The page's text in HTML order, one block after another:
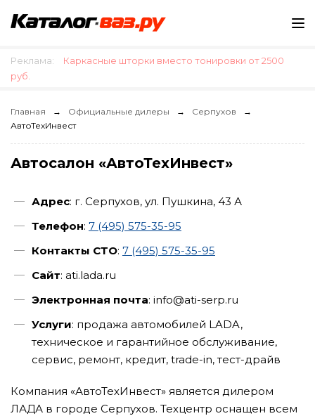
Реклама:
Каркасные шторки вместо тонировки от 2500
руб.
Главная Официальные дилеры
Серпухов
АвтоТехИнвест
Автосалон «АвтоТехИнвест»
Адрес: г. Серпухов, ул. Пушкина, 43 А
Телефон: 7 (495) 575-35-95
Контакты СТО: 7 (495) 575-35-95
Сайт: ati.lada.ru
Электронная почта: info@ati-serp.ru
Услуги: продажа автомобилей LADA,
техническое и гарантийное обслуживание,
сервис, ремонт, кредит, trade-in, тест-драйв
Компания «АвтоТехИнвест» является дилером
ЛАДА в городе Серпухов. Техцентр оснащен всем